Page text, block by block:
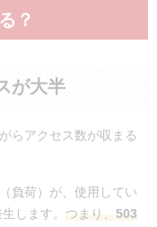
？
が大半
らアクセス数が収まる
負荷）が、使用してい
します。 つまり、 503